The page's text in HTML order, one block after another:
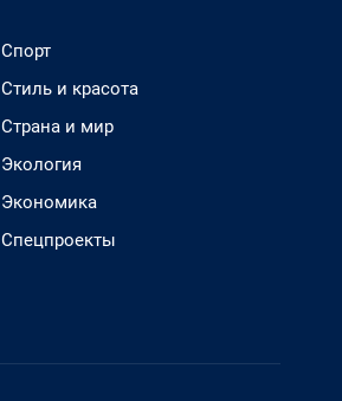
Спорт
Стиль и красота
Страна и мир
Экология
Экономика
Спецпроекты